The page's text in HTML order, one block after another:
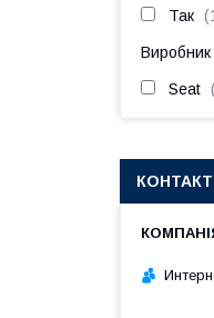
Так
Виробник
Seat